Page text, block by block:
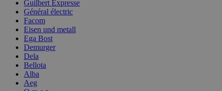
Guilbert Expresse
Général électric
Facom
Eisen und metall
Ega Bost
Demurger
Dela
Bellota
Alba
Aeg